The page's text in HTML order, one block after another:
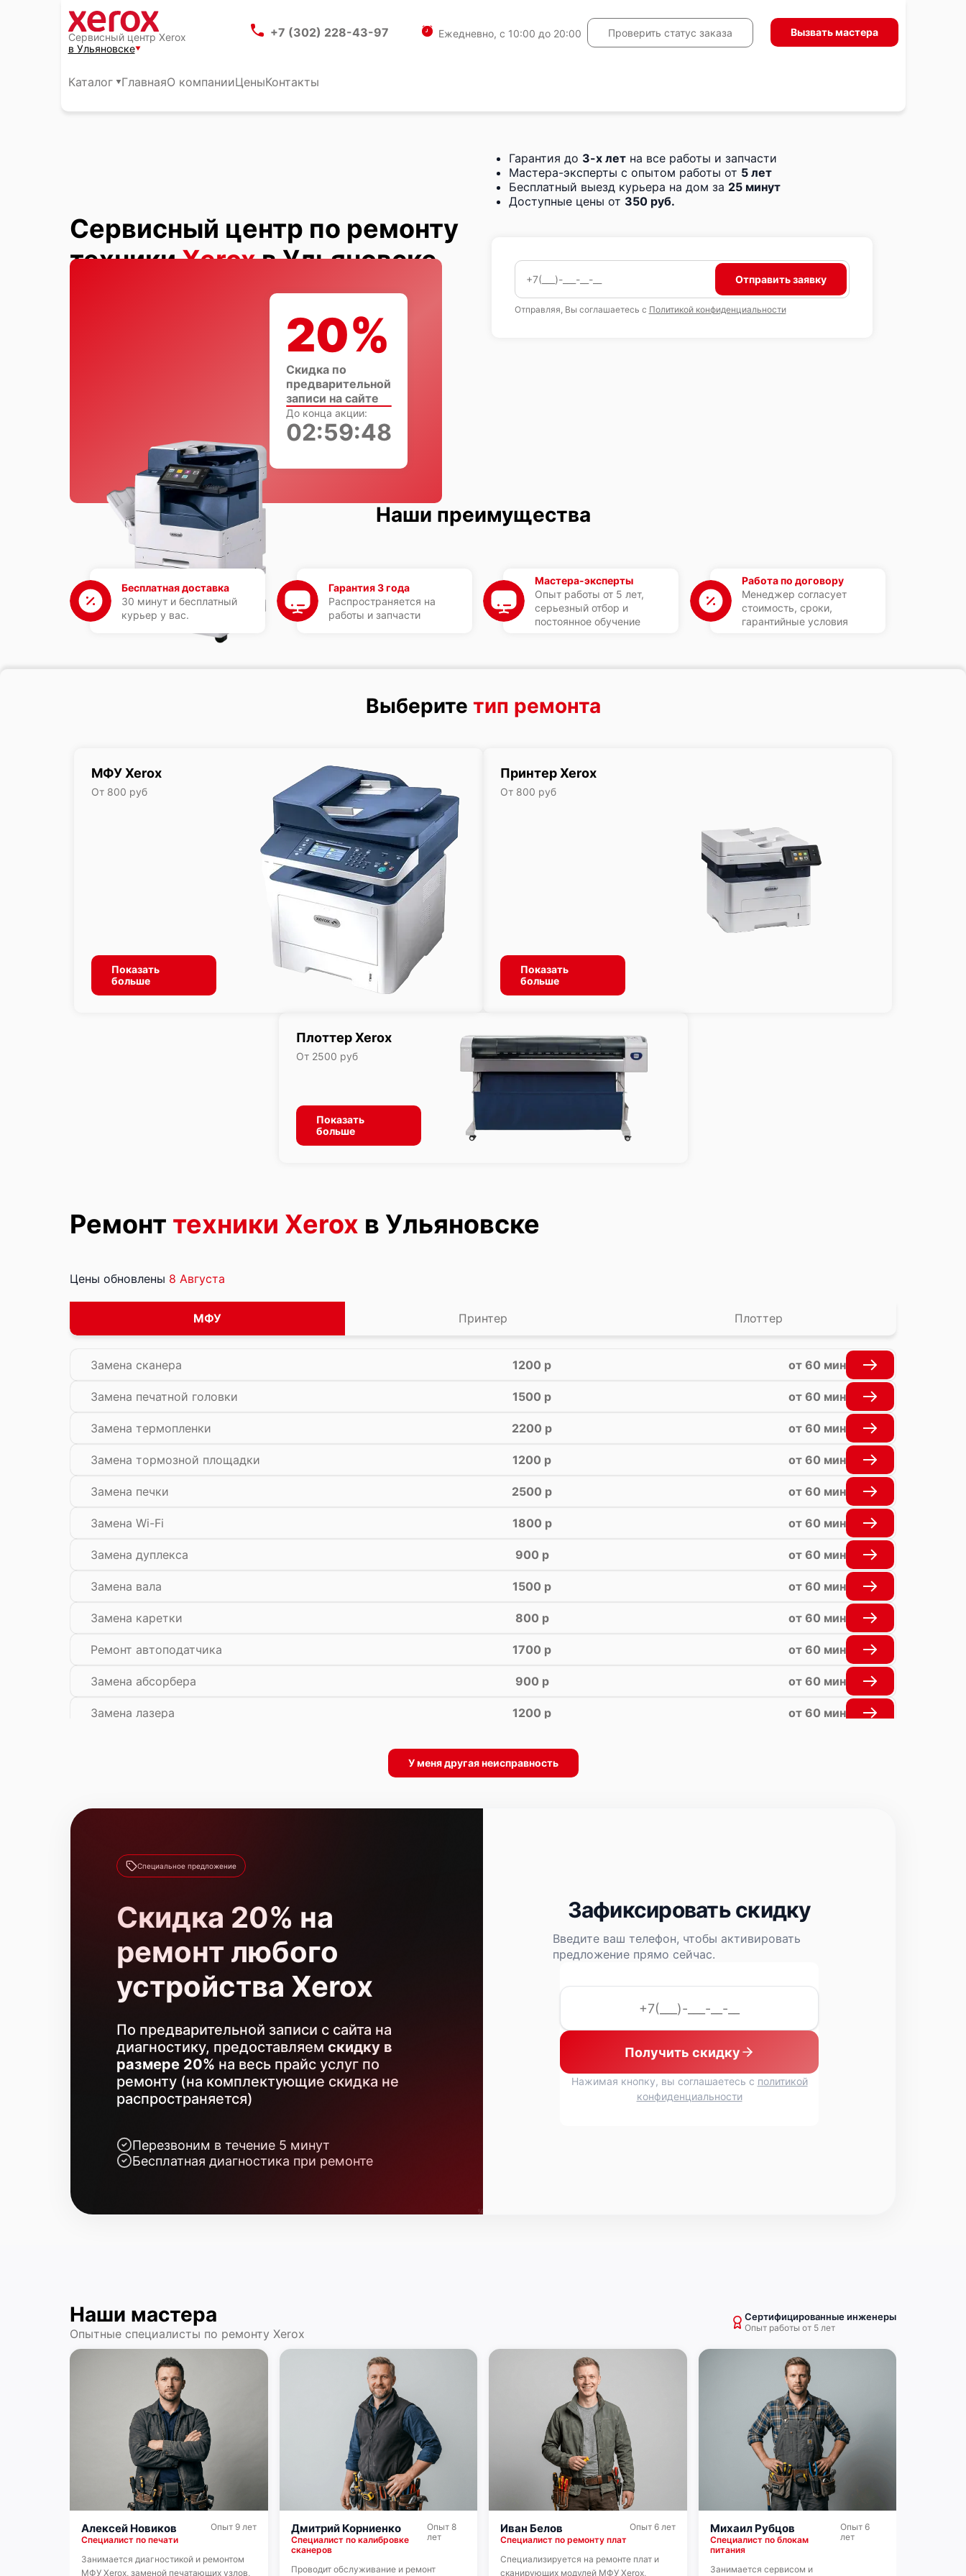
Сервисный центр Xerox
в Ульяновске
+7 (302) 228-43-97 Ежедневно, с 10:00 до 20:00 Проверить статус заказа Вызвать мастера
Каталог ГлавнаяО компанииЦеныКонтакты
Сервисный центр по ремонту
техникиXeroxв Ульяновске
Гарантия до 3-х летна все работы и запчасти
Мастера-эксперты с опытом работы от 5 лет
Бесплатный выезд курьера на дом за 25 минут
Доступные цены от 350 руб.
Отправить заявку
Отправляя, Вы соглашаетесь с Политикой конфиденциальности
20%
Скидка по
предварительной
записи на сайте
До конца акции:
02:59:48
Наши преимущества
Бесплатная доставка
30 минут и бесплатный
курьер у вас.
Гарантия 3 года
Распространяется на
работы и запчасти
Мастера-эксперты
Опыт работы от 5 лет,
серьезный отбор и
постоянное обучение
Работа по договору
Менеджер согласует
стоимость, сроки,
гарантийные условия
Выберите тип ремонта
МФУ Xerox
От 800 руб
Показать
больше
Принтер Xerox
От 800 руб
Показать
больше
Плоттер Xerox
От 2500 руб
Показать
больше
Ремонт техники Xerox в Ульяновске
Цены обновлены 8 Августа
МФУ Принтер Плоттер
Замена сканера 1200 р от 60 мин
Замена печатной головки 1500 р от 60 мин
Замена термопленки 2200 р от 60 мин
Замена тормозной площадки 1200 р от 60 мин
Замена печки 2500 р от 60 мин
Замена Wi-Fi 1800 р от 60 мин
Замена дуплекса 900 р от 60 мин
Замена вала 1500 р от 60 мин
Замена каретки 800 р от 60 мин
Ремонт автоподатчика 1700 р от 60 мин
Замена абсорбера 900 р от 60 мин
Замена лазера 1200 р от 60 мин
1700 р
У меня другая неисправность
Специальное предложение
Скидка 20% на
ремонт любого
устройства Xerox
По предварительной записи с сайта на
диагностику, предоставляем скидку в
размере 20% на весь прайс услуг по
ремонту (на комплектующие скидка не
распространяется)
Перезвоним в течение 5 минут
Бесплатная диагностика при ремонте
Зафиксировать скидку
Введите ваш телефон, чтобы активировать
предложение прямо сейчас.
Получить скидку
Нажимая кнопку, вы соглашаетесь с политикой
конфиденциальности
Наши мастера
Опытные специалисты по ремонту Xerox
Сертифицированные инженеры
Опыт работы от 5 лет
Алексей Новиков
Специалист по печати
Опыт 9 лет
Занимается диагностикой и ремонтом
МФУ Xerox, заменой печатающих узлов,
Дмитрий Корниенко
Специалист по калибровке
сканеров
Опыт 8
лет
Проводит обслуживание и ремонт
Иван Белов
Специалист по ремонту плат
Опыт 6 лет
Специализируется на ремонте плат и
сканирующих модулей МФУ Xerox,
Михаил Рубцов
Специалист по блокам
питания
Опыт 6
лет
Занимается сервисом и